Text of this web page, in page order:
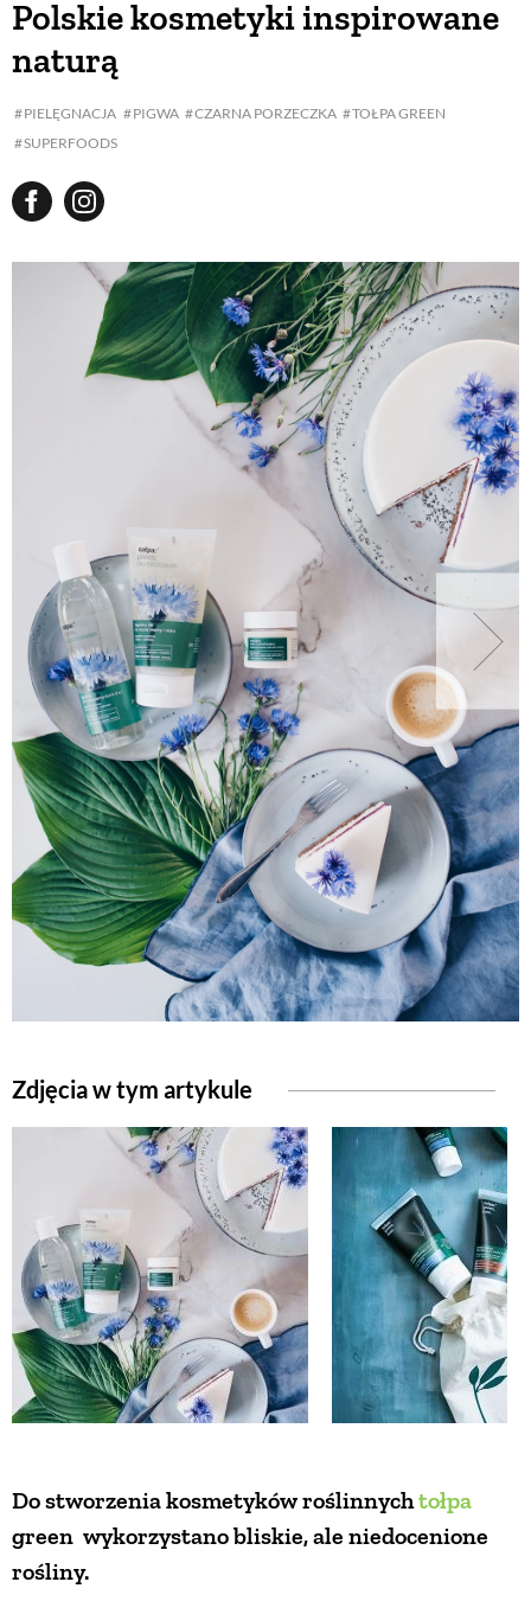
Polskie kosmetyki inspirowane
naturą
PIELĘGNACJA PIGWA CZARNA PORZECZKA
TOŁPA GREEN
SUPERFOODS
Zdjęcia w tym artykule
Do stworzenia kosmetyków roślinnychtołpa
green wykorzystano bliskie, ale niedocenione
rośliny.
ROŚLINY OGRODOWE
PORADY
ZIELEŃ W DOMU
PROJEKTOWANIE OGRODU
NATURALNIE
URODA
NATURALNA APTECZKA
DLA DOMU
EKO ŻYCIE
PRZYRODA
GRZYBY
KRAJOBRAZ
RĘKODZIEŁO
RZEMIOSŁO
ZWYCZAJE